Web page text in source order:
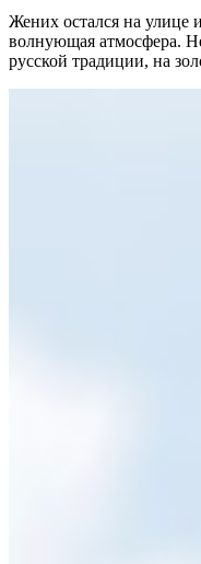
Жених остался на улице
волнующая атмосфера.
русской традиции, на